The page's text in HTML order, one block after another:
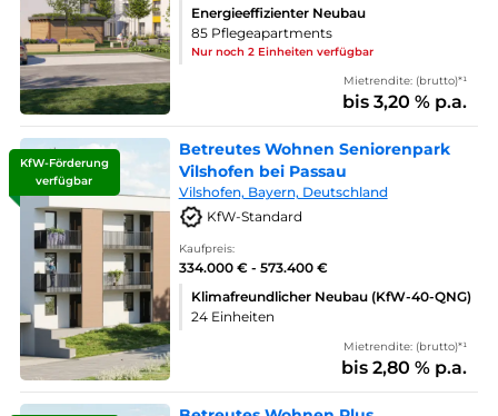
Energieeffizienter Neubau
85 Pflegeapartments
Nur noch 2 Einheiten verfügbar
Mietrendite: (brutto)*¹
bis 3,20 % p.a.
KfW-Förderung
verfügbar
Betreutes Wohnen Seniorenpark
Vilshofen bei Passau
Vilshofen, Bayern, Deutschland
KfW-Standard
Kaufpreis:
334.000 € - 573.400 €
Klimafreundlicher Neubau (KfW-40-QNG)
24 Einheiten
Mietrendite: (brutto)*¹
bis 2,80 % p.a.